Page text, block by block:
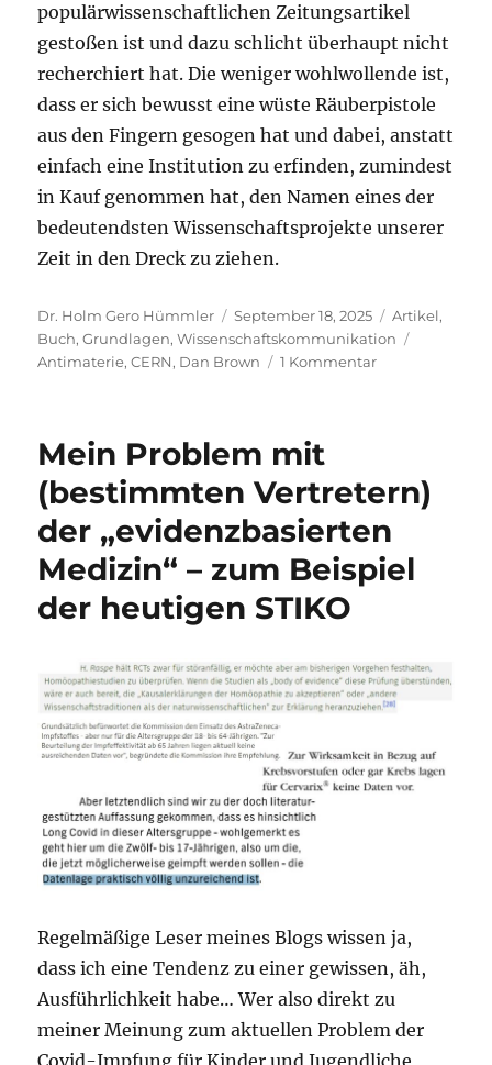
populärwissenschaftlichen Zeitungsartikel
gestoßen ist und dazu schlicht überhaupt nicht
recherchiert hat. Die weniger wohlwollende ist,
dass er sich bewusst eine wüste Räuberpistole
aus den Fingern gesogen hat und dabei, anstatt
einfach eine Institution zu erfinden, zumindest
in Kauf genommen hat, den Namen eines der
bedeutendsten Wissenschaftsprojekte unserer
Zeit in den Dreck zu ziehen.
Autor
Dr. Holm Gero Hümmler
Veröffentlicht
am
September 18, 2025 Kategorien
Artikel,
Buch,Grundlagen,Wissenschaftskommunikation
Antimaterie,CERN, Dan Brown 1 Kommentarzu
Brown,
wie
sieht
es
und
was
ist
Mein Problem mit
(bestimmten Vertretern)
der „evidenzbasierten
Medizin“ – zum Beispiel
der heutigen STIKO
Regelmäßige Leser meines Blogs wissen ja,
dass ich eine Tendenz zu einer gewissen, äh,
Ausführlichkeit habe… Wer also direkt zu
meiner Meinung zum aktuellen Problem der
Covid-Impfung für Kinder und Jugendliche